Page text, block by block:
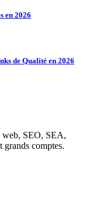
en 2026
de Qualité en 2026
web, SEO, SEA,
comptes.